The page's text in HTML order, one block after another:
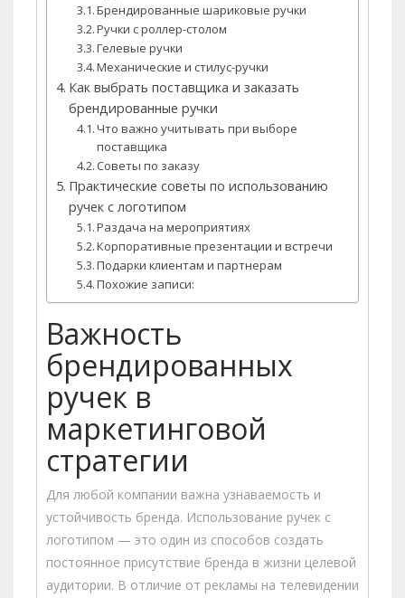
Брендированные шариковые ручки
Ручки с роллер-столом
Гелевые ручки
Механические и стилус-ручки
Как выбрать поставщика и заказать
брендированные ручки
Что важно учитывать при выборе
поставщика
Советы по заказу
Практические советы по использованию
ручек с логотипом
Раздача на мероприятиях
Корпоративные презентации и встречи
Подарки клиентам и партнерам
Похожие записи:
Важность
брендированных
ручек в
маркетинговой
стратегии
Для любой компании важна узнаваемость и
устойчивость бренда. Использование ручек с
логотипом — это один из способов создать
постоянное присутствие бренда в жизни целевой
аудитории. В отличие от рекламы на телевидении